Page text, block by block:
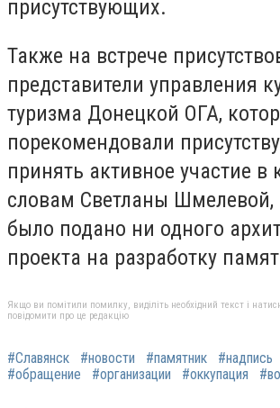
присутствующих.
Также на встрече
представители управления
туризма Донецкой ОГА,
порекомендовали
принять активное участие в
словам Светланы Шмелевой,
было подано ни одного
проекта на разработку
Якщо ви помітили помилку, виділіть необхідний текст і
повідомити про це редакцію
#Славянск #новости #памятник #надпись
#обращение
#организации #оккупация